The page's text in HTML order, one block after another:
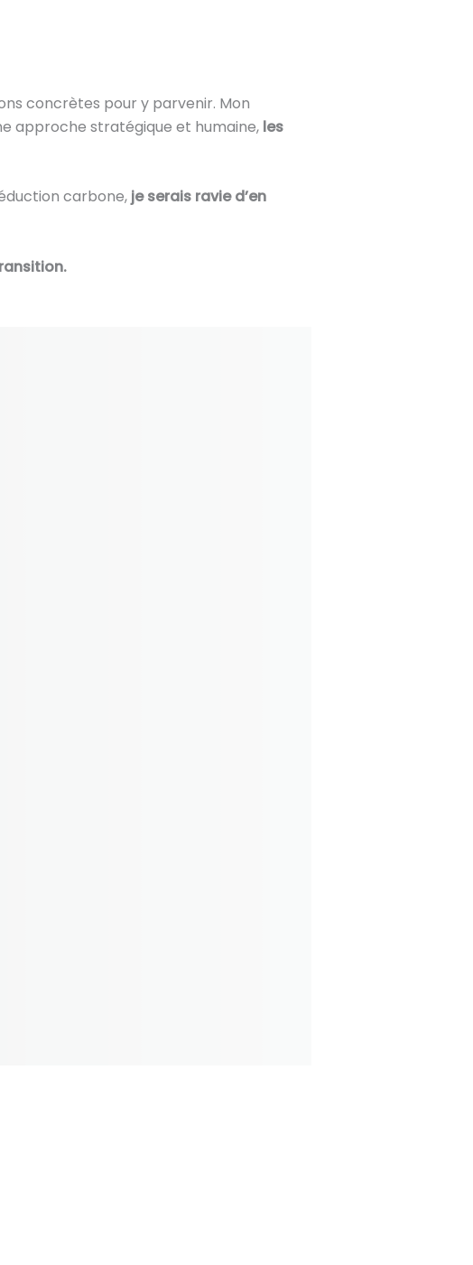
concrètes pour y parvenir. Mon
approche stratégique et humaine, les
carbone, je serais ravie d’en